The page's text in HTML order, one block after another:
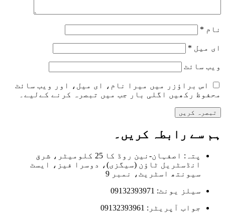
نام *
ای میل *
ویب‌ سائٹ
اس براؤزر میں میرا نام، ای میل، اور ویب سائٹ
محفوظ رکھیں اگلی بار جب میں تبصرہ کرنے کےلیے۔
ہم سے رابطہ کریں۔
پتہ: اصفہان-نین روڈ کا 25 کلومیٹر، شرق
انڈسٹریل ٹاؤن (سیگزی)، دوسرا فیز، ایسٹ
سیونتھ اسٹریٹ، نمبر 9
سیلز یونٹ: 09132393971
جواب آپریٹر: 09132393961